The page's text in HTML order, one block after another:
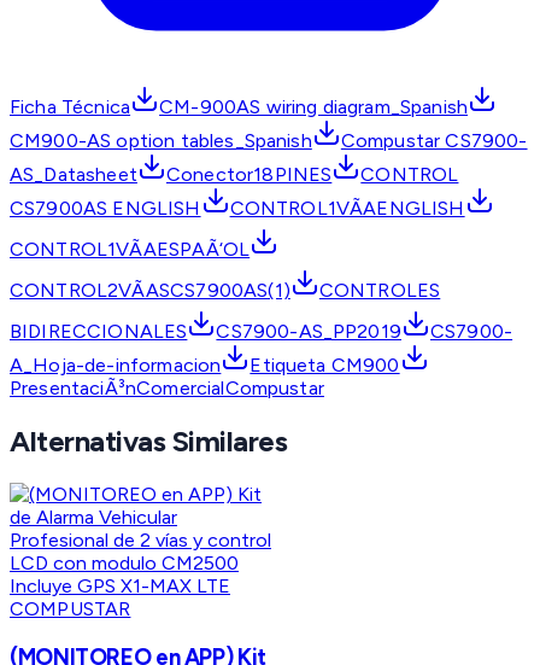
Ficha Técnica
CM-900AS wiring diagram_Spanish
CM900-AS option tables_Spanish
Compustar CS7900-
AS_Datasheet
Conector18PINES
CONTROL
CS7900AS ENGLISH
CONTROL1VÃAENGLISH
CONTROL1VÃAESPAÃ‘OL
CONTROL2VÃASCS7900AS(1)
CONTROLES
BIDIRECCIONALES
CS7900-AS_PP2019
CS7900-
A_Hoja-de-informacion
Etiqueta CM900
PresentaciÃ³nComercialCompustar
Alternativas Similares
COMPUSTAR
(MONITOREO en APP) Kit